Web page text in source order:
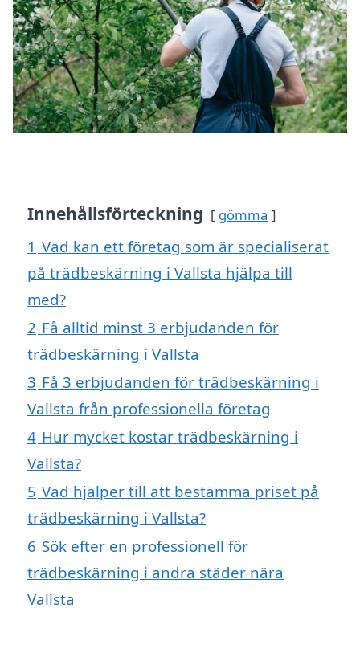
Innehållsförteckning gömma
1 Vad kan ett företag som är specialiserat
på trädbeskärning i Vallsta hjälpa till
med?
2 Få alltid minst 3 erbjudanden för
trädbeskärning i Vallsta
3 Få 3 erbjudanden för trädbeskärning i
Vallsta från professionella företag
4 Hur mycket kostar trädbeskärning i
Vallsta?
5 Vad hjälper till att bestämma priset på
trädbeskärning i Vallsta?
6 Sök efter en professionell för
trädbeskärning i andra städer nära
Vallsta